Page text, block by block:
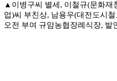
▲이병구씨 별세, 이철규(문화재
업)씨 부친상, 남용우(대전도시
오전 부여 규암농협장례식장, 발